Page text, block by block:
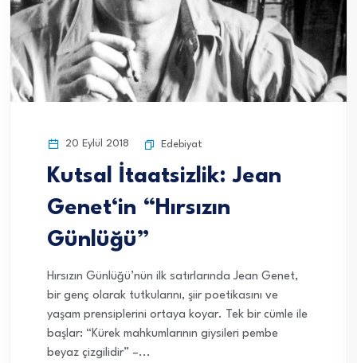
20 Eylül 2018 Edebiyat
Kutsal İtaatsizlik: Jean
Genet‘in “Hırsızın
Günlüğü”
Hırsızın Günlüğü’nün ilk satırlarında Jean Genet,
bir genç olarak tutkularını, şiir poetikasını ve
yaşam prensiplerini ortaya koyar. Tek bir cümle ile
başlar: “Kürek mahkumlarının giysileri pembe
beyaz çizgilidir” –...